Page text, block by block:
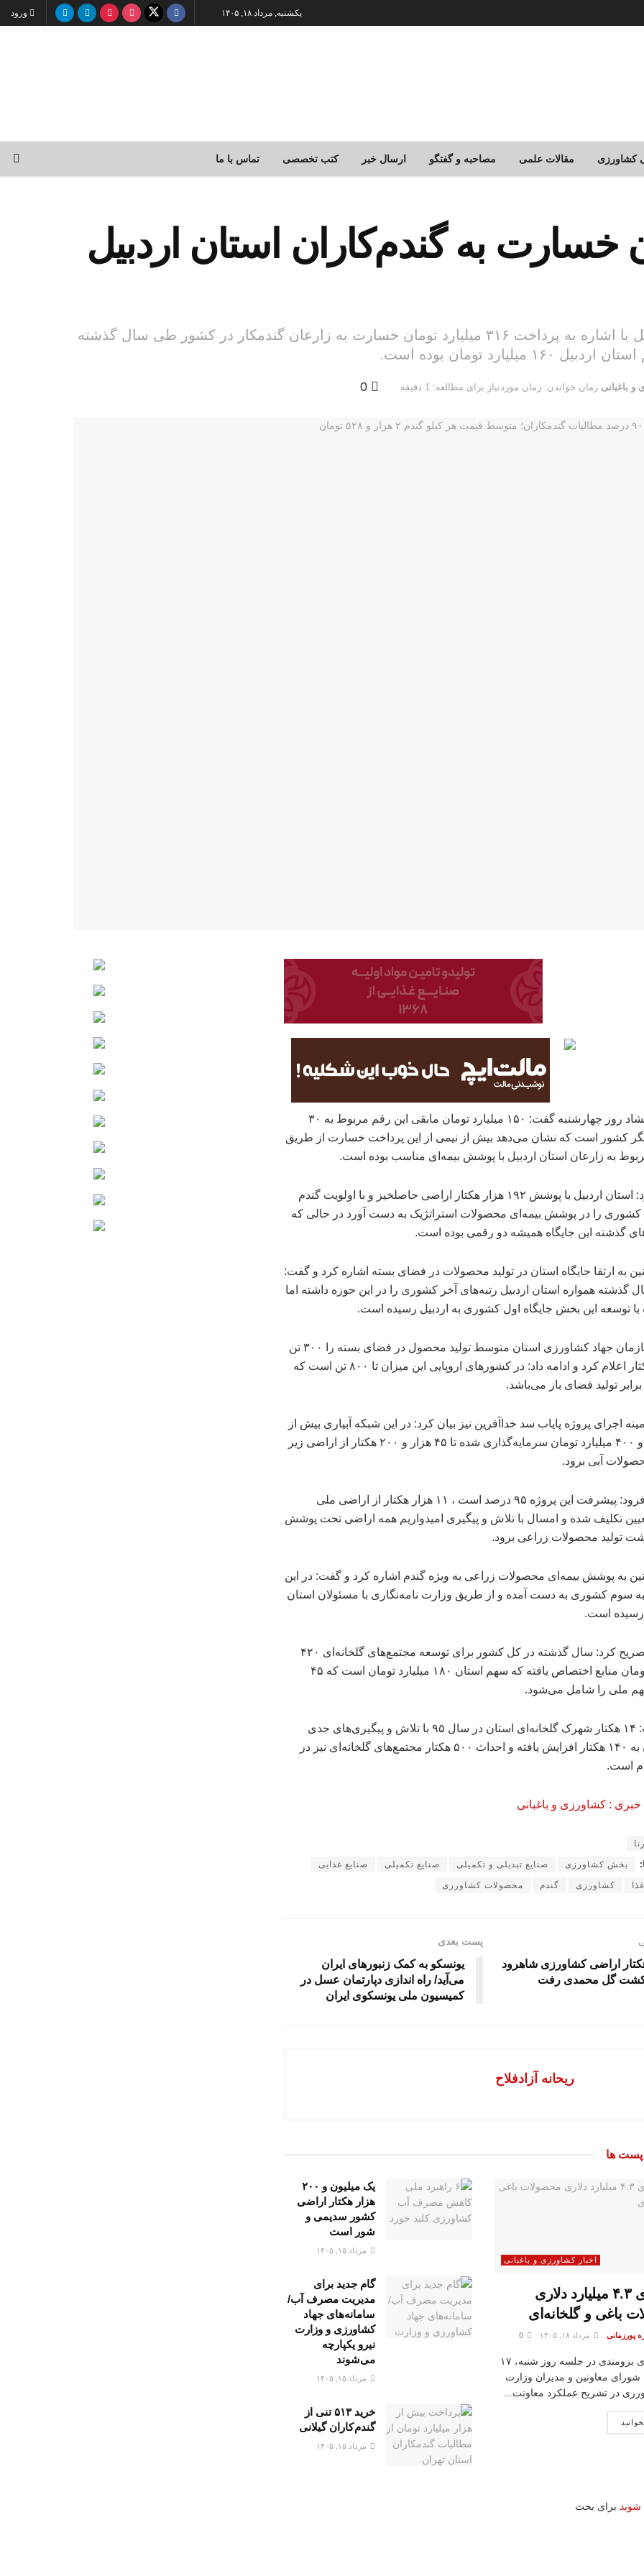
یکشنبه, مرداد ۱۸, ۱۴۰۵ ورود
کشاورزی مقالات علمی مصاحبه و گفتگو ارسال خبر کتب تخصصی تماس با ما
خسارت به گندم‌کاران استان اردبیل
رئیس سازمان جهاد کشاورزی استان اردبیل با اشاره به پرداخت ۳۱۶ میلیارد تومان خسارت به زارعان گندمکار در کشور طی سال گذشته
تومان بوده است.
و باغبانی زمان خواندن: زمان موردنیاز برای مطالعه: 1 دقیقه
خلیل نیکشاد روز چهارشنبه گفت: ۱۵۰ میلیارد تومان مابقی این رقم مربوط به ۳۰
کشور است که نشان می‌دهد بیش از نیمی از این پرداخت خسارت از طریق
به زارعان استان اردبیل با پوشش بیمه‌ای مناسب بوده است.
وی افزود: استان اردبیل با پوشش ۱۹۲ هزار هکتار اراضی حاصلخیز و با اولویت گندم
کشوری را در پوشش بیمه‌ای محصولات استراتژیک به دست آورد در حالی که
گذشته این جایگاه همیشه دو رقمی بوده است.
به ارتقا جایگاه استان در تولید محصولات در فضای بسته اشاره کرد و گفت:
۴۰ سال گذشته همواره استان اردبیل رتبه‌های آخر کشوری را در این حوزه داشته اما
با توسعه این بخش جایگاه اول کشوری به اردبیل رسیده است.
رئیس سازمان جهاد کشاورزی استان متوسط تولید محصول در فضای بسته را ۳۰۰ تن
در هر هکتار اعلام کرد و ادامه داد: در کشورهای اروپایی این میزان تا ۸۰۰ تن است که
اجرای پروژه پایاب سد خداآفرین نیز بیان کرد: در این شبکه آبیاری بیش از
یک هزار و ۴۰۰ میلیارد تومان سرمایه‌گذاری شده تا ۴۵ هزار و ۲۰۰ هکتار از اراضی زیر
آبی برود.
نیکشاد افزود: پیشرفت این پروژه ۹۵ درصد است ، ۱۱ هزار هکتار از اراضی ملی
تکلیف شده و امسال با تلاش و پیگیری امیدواریم همه اراضی تحت پوشش
تولید محصولات زراعی برود.
به پوشش بیمه‌ای محصولات زراعی به ویژه گندم اشاره کرد و گفت: در این
سوم کشوری به دست آمده و از طریق وزارت نامه‌نگاری با مسئولان استان
رسیده است.
نیکشاد تصریح کرد: سال گذشته در کل کشور برای توسعه مجتمع‌های گلخانه‌ای ۴۲۰
میلیارد تومان منابع اختصاص یافته که سهم استان ۱۸۰ میلیارد تومان است که ۴۵
ملی را شامل می‌شود.
وی گفت: ۱۴ هکتار شهرک گلخانه‌ای استان در سال ۹۵ با تلاش و پیگیری‌های جدی
هم‌اکنون به ۱۴۰ هکتار افزایش یافته و احداث ۵۰۰ هکتار مجتمع‌های گلخانه‌ای نیز در
است.
: کشاورزی و باغبانی
بخش کشاورزی صنایع تبدیلی و تکمیلی صنایع تکمیلی صنایع غذایی
کشاورزی گندم محصولات کشاورزی
هکتار اراضی کشاورزی شاهرود
کشت گل محمدی رفت
پست بعدی
یونسکو به کمک زنبورهای ایران
می‌آید/ راه اندازی دپارتمان عسل در
کمیسیون ملی یونسکوی ایران
ریحانه آزادفلاح
پست ها
اخبار کشاورزی و باغبانی
ارزآوری ۴.۳ میلیارد دلاری
باغی و گلخانه‌ای
پورزمانی مرداد ۱۸, ۱۴۰۵ 0
محمدمهدی برومندی در جلسه روز شنبه، ۱۷
شورای معاونین و مدیران وزارت
در تشریح عملکرد معاونت...
یک میلیون و ۲۰۰
هزار هکتار اراضی
کشور سدیمی و
شور است
مرداد ۱۵, ۱۴۰۵
گام جدید برای
مدیریت مصرف آب/
سامانه‌های جهاد
کشاورزی و وزارت
نیرو یکپارچه
می‌شوند
مرداد ۱۵, ۱۴۰۵
خرید ۵۱۳ تنی از
گندم کاران گیلانی
مرداد ۱۵, ۱۴۰۵
شوید برای بحث